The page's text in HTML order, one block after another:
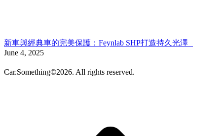
新車與經典車的完美保護：Feynlab SHP打造持久光澤
June 4, 2025
Car.Something©2026. All rights reserved.